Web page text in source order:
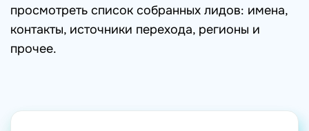
просмотреть список собранных лидов: имена,
контакты, источники перехода, регионы и
прочее.